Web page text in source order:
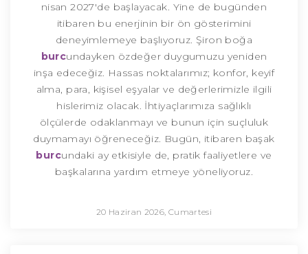
nisan 2027'de başlayacak. Yine de bugünden
itibaren bu enerjinin bir ön gösterimini
deneyimlemeye başlıyoruz. Şiron boğa
burcundayken özdeğer duygumuzu yeniden
inşa edeceğiz. Hassas noktalarımız; konfor, keyif
alma, para, kişisel eşyalar ve değerlerimizle ilgili
hislerimiz olacak. İhtiyaçlarımıza sağlıklı
ölçülerde odaklanmayı ve bunun için suçluluk
duymamayı öğreneceğiz. Bugün, itibaren başak
burcundaki ay etkisiyle de, pratik faaliyetlere ve
başkalarına yardım etmeye yöneliyoruz.
20 Haziran 2026, Cumartesi